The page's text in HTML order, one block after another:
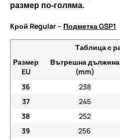
размер по-голяма.
Крой Regular – Подметка GSP1
Таблица с
Размер
EU
Вътрешна дължина
(mm)
36
238
37
245
38
252
39
256